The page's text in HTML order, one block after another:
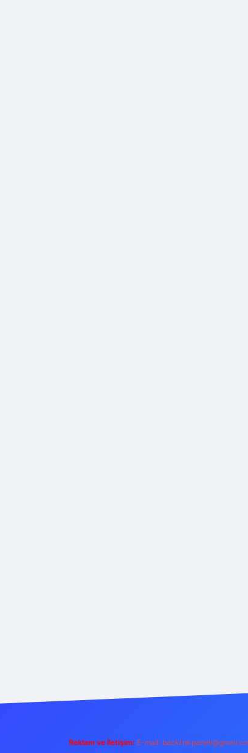
Reklam ve İletişim: E-mail: